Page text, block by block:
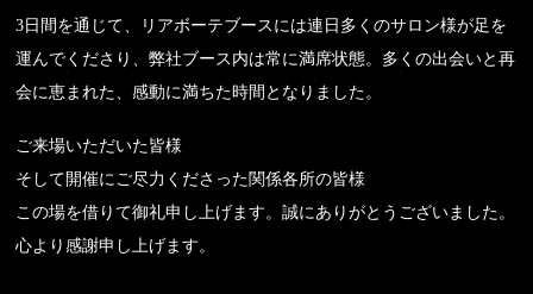
3日間を通じて、リアボーテブースには連日多くのサロン様が足を
運んでくださり、弊社ブース内は常に満席状態。多くの出会いと再
会に恵まれた、感動に満ちた時間となりました。
ご来場いただいた皆様
そして開催にご尽力くださった関係各所の皆様
この場を借りて御礼申し上げます。誠にありがとうございました。
心より感謝申し上げます。